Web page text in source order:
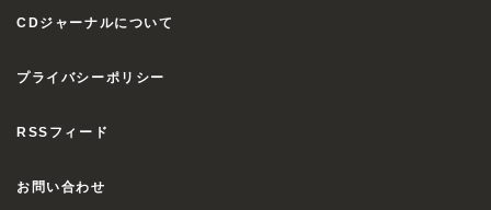
CDジャーナルについて
プライバシーポリシー
RSSフィード
お問い合わせ